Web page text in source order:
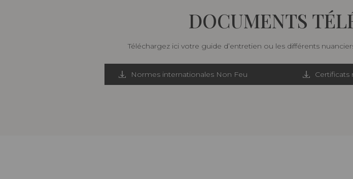
DOCUMENTS
Téléchargez ici votre guide d’entretien ou les différents
Normes internationales Non Feu Certificats